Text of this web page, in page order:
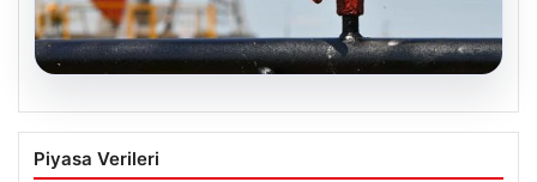
Petrol fiyatları 25 Mayıs: Petrol fiyatları
düştü mü, ne kadar oldu? Brent petrol
Piyasa Verileri